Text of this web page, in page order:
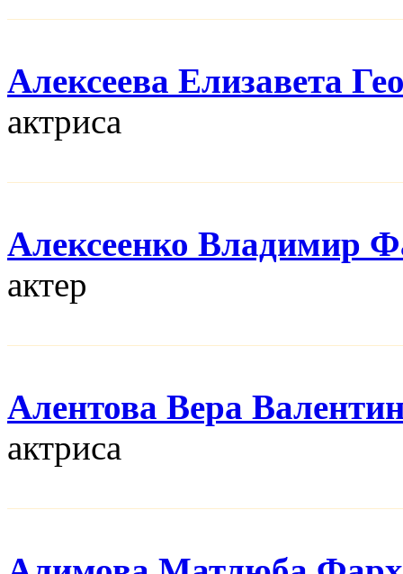
Алексеева Елизавета
актриса
Алексеенко Владимир
актер
Алентова Вера
актриса